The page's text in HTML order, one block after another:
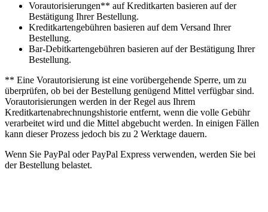
Vorautorisierungen** auf Kreditkarten basieren auf der
Bestätigung Ihrer Bestellung.
Kreditkartengebühren basieren auf dem Versand Ihrer
Bestellung.
Bar-Debitkartengebühren basieren auf der Bestätigung Ihrer
Bestellung.
** Eine Vorautorisierung ist eine vorübergehende Sperre, um zu
überprüfen, ob bei der Bestellung genügend Mittel verfügbar sind.
Vorautorisierungen werden in der Regel aus Ihrem
Kreditkartenabrechnungshistorie entfernt, wenn die volle Gebühr
verarbeitet wird und die Mittel abgebucht werden. In einigen Fällen
kann dieser Prozess jedoch bis zu 2 Werktage dauern.
Wenn Sie PayPal oder PayPal Express verwenden, werden Sie bei
der Bestellung belastet.